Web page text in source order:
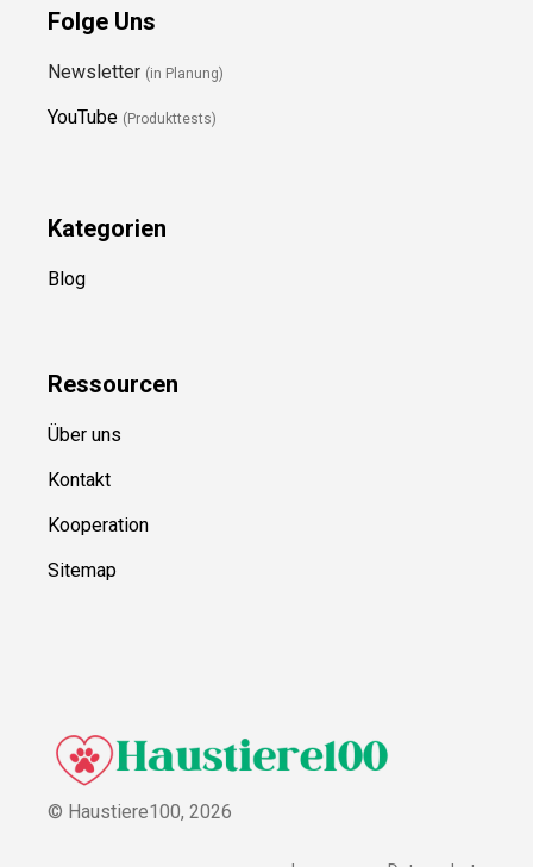
Folge Uns
Newsletter (in Planung)
YouTube (Produkttests)
Kategorien
Blog
Ressourcen
Über uns
Kontakt
Kooperation
Sitemap
© Haustiere100, 2026